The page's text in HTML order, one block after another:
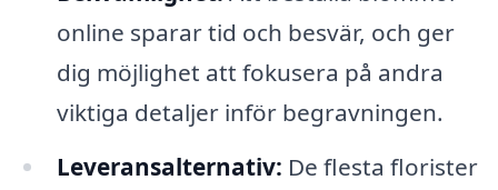
online sparar tid och besvär, och ger
dig möjlighet att fokusera på andra
viktiga detaljer inför begravningen.
Leveransalternativ: De flesta florister